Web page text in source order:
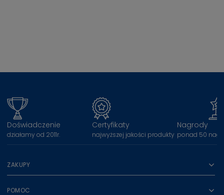
Doświadczenie
działamy od 2011r.
Certyfikaty
najwyższej jakości produkty
Nagrody
ponad 50
ZAKUPY
POMOC